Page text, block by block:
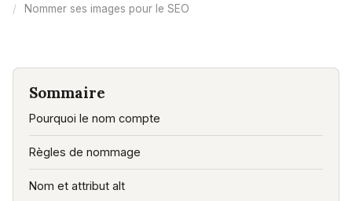
Nommer ses images pour le SEO
Sommaire
Pourquoi le nom compte
Règles de nommage
Nom et attribut alt